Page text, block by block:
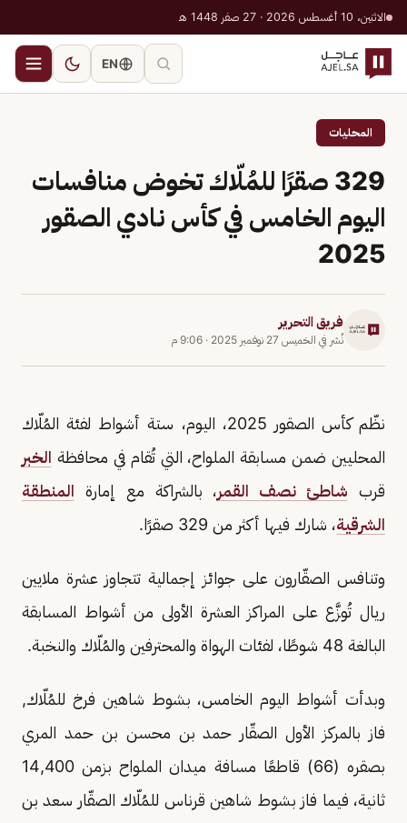
الاثنين، 10 أغسطس 2026 · 27 صفر 1448 هـ
EN
المحليات
329 صقرًا للمُلّاك تخوض منافسات
اليوم الخامس في كأس نادي الصقور
2025
فريق التحرير
نُشر في الخميس 27 نوفمبر 2025 · 9:06 م
نظّم كأس الصقور 2025، اليوم، ستة أشواط لفئة المُلّاك
المحليين ضمن مسابقة الملواح، التي تُقام في محافظة الخبر
قرب شاطئ نصف القمر، بالشراكة مع إمارة المنطقة
الشرقية، شارك فيها أكثر من 329 صقرًا.
وتنافس الصقّارون على جوائز إجمالية تتجاوز عشرة ملايين
ريال تُوزَّع على المراكز العشرة الأولى من أشواط المسابقة
البالغة 48 شوطًا، لفئات الهواة والمحترفين والمُلّاك والنخبة.
وبدأت أشواط اليوم الخامس، بشوط شاهين فرخ للمُلّاك,
فاز بالمركز الأول الصقّار حمد بن محسن بن حمد المري
بصقره (66) قاطعًا مسافة ميدان الملواح بزمن 14,400
ثانية، فيما فاز بشوط شاهين قرناس للمُلّاك الصقّار سعد بن